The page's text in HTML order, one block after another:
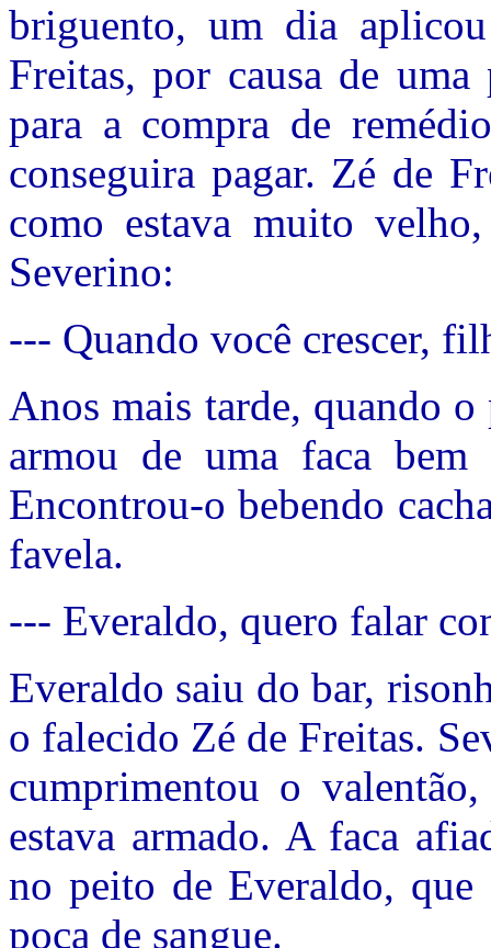
briguento, um dia
Freitas, por causa de
para a compra de
conseguira pagar. Zé de
como estava muito
Severino:
--- Quando você crescer,
Anos mais tarde, quando
armou de uma faca
Encontrou-o bebendo
favela.
--- Everaldo, quero falar
Everaldo saiu do bar,
o falecido Zé de Freitas.
cumprimentou o
estava armado. A faca
no peito de Everaldo, que
poça de sangue.